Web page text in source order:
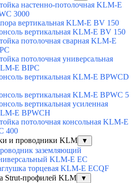
настенно-потолочная KLM-E
3000
вертикальная KLM-E BV 150
вертикальная KLM-E BV 150
потолочная сварная KLM-E
потолочная универсальная
E BIPC
вертикальная KLM-E BPWCD
вертикальная KLM-E BPWC 5
вертикальная усиленная
E BPWCH
потолочная консольная KLM-E
400
и проводники KLM
▼
заземляющий
KLM-E EC
торцевая KLM-E ECQF
Strut-профилей KLM
▼